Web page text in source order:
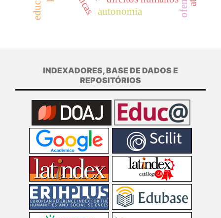
autonomia
INDEXADORES, BASE DE DADOS E
REPOSITÓRIOS